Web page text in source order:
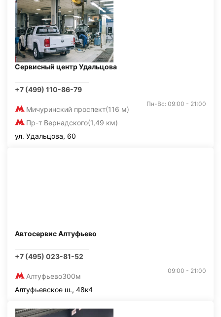
Сервисный центр Удальцова
+7 (499) 110-86-79
Мичуринский проспект(116 м)
Пр-т Вернадского(1,49 км)
Пн-Вс: 09:00 - 21:00
ул. Удальцова, 60
Автосервис Алтуфьево
+7 (495) 023-81-52
Алтуфьево300м
09:00 - 21:00
Алтуфьевское ш., 48к4